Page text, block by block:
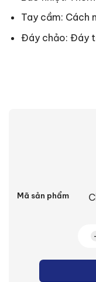
Tay cầm: Cách
Đáy chảo: Đáy
Mã sản phẩm